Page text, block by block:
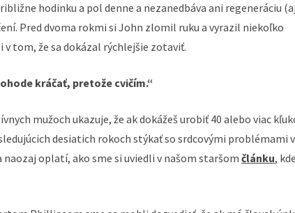
hodinku a pol denne a nezanedbáva ani regeneráciu
Pred dvoma rokmi si John zlomil ruku a vyrazil niekoľko
tom, že sa dokázal rýchlejšie zotaviť.
kráčať, pretože cvičím.“
mužoch ukazuje, že ak dokážeš urobiť 40 alebo viac
desiatich rokoch stýkať so srdcovými problémami v
oplatí, ako sme si uviedli v našom staršomčlánku,